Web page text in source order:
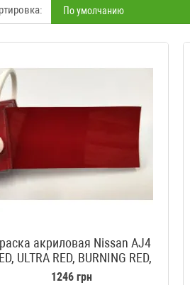
По умолчанию
акриловая Nissan AJ4
ULTRA RED, BURNING RED,
ACTIVE RED
1246 грн